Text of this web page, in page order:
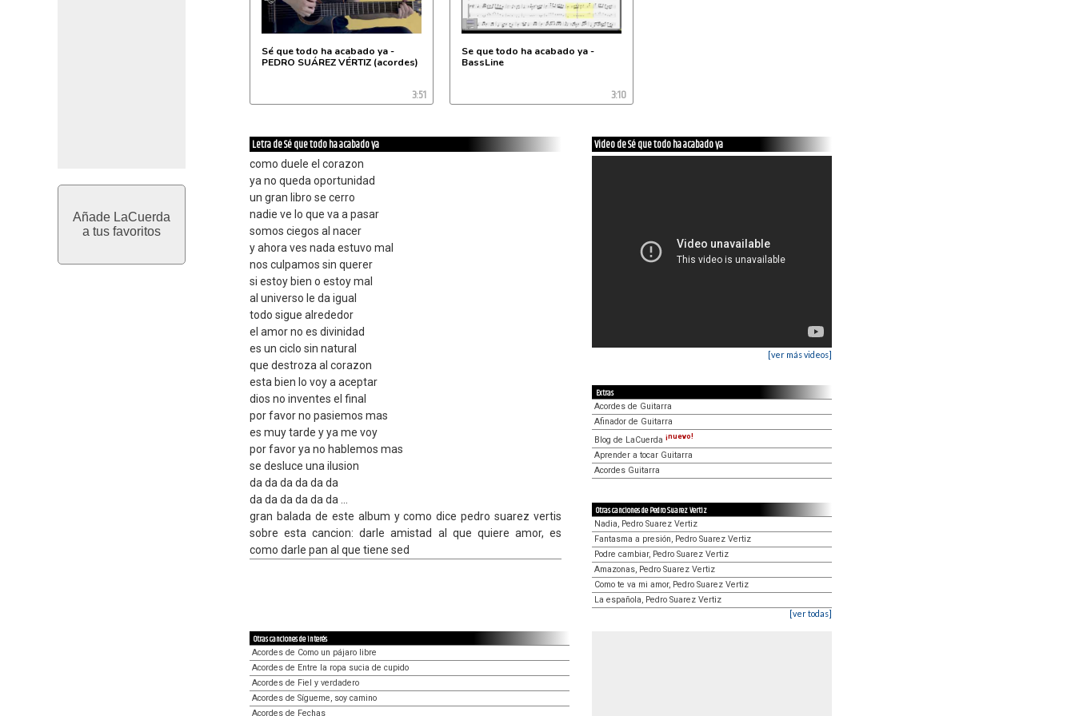
Añade LaCuerda
a tus favoritos
Sé que todo ha acabado ya -
PEDRO SUÁREZ VÉRTIZ (acordes)
3:51
Se que todo ha acabado ya -
BassLine
3:10
Letra de Sé que todo ha acabado ya
como duele el corazon
ya no queda oportunidad
un gran libro se cerro
nadie ve lo que va a pasar
somos ciegos al nacer
y ahora ves nada estuvo mal
nos culpamos sin querer
si estoy bien o estoy mal
al universo le da igual
todo sigue alrededor
el amor no es divinidad
es un ciclo sin natural
que destroza al corazon
esta bien lo voy a aceptar
dios no inventes el final
por favor no pasiemos mas
es muy tarde y ya me voy
por favor ya no hablemos mas
se desluce una ilusion
da da da da da da
da da da da da da ...
gran balada de este album y como dice pedro suarez vertis
sobre esta cancion: darle amistad al que quiere amor, es
como darle pan al que tiene sed
Video de Sé que todo ha acabado ya
[ver más videos]
Extras
Acordes de Guitarra
Afinador de Guitarra
Blog de LaCuerda ¡nuevo!
Aprender a tocar Guitarra
Acordes Guitarra
Otras canciones de Pedro Suarez Vertiz
Nadia, Pedro Suarez Vertiz
Fantasma a presión, Pedro Suarez Vertiz
Podre cambiar, Pedro Suarez Vertiz
Amazonas, Pedro Suarez Vertiz
Como te va mi amor, Pedro Suarez Vertiz
La española, Pedro Suarez Vertiz
[ver todas]
Otras canciones de interés
Acordes de Como un pájaro libre
Acordes de Entre la ropa sucia de cupido
Acordes de Fiel y verdadero
Acordes de Sígueme, soy camino
Acordes de Fechas